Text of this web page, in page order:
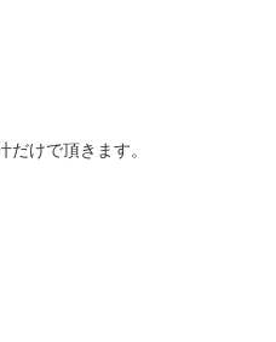
だけで頂きます。